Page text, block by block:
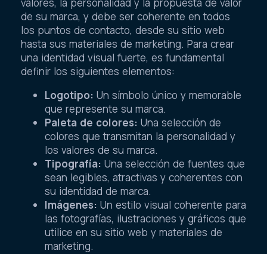
de su marca, y debe ser coherente en todos
los puntos de contacto, desde su sitio web
hasta sus materiales de marketing. Para crear
una identidad visual fuerte, es fundamental
definir los siguientes elementos:
Logotipo: Un símbolo único y memorable
que represente su marca.
Paleta de colores: Una selección de
colores que transmitan la personalidad y
los valores de su marca.
Tipografía: Una selección de fuentes que
sean legibles, atractivas y coherentes con
su identidad de marca.
Imágenes: Un estilo visual coherente para
las fotografías, ilustraciones y gráficos que
utilice en su sitio web y materiales de
marketing.